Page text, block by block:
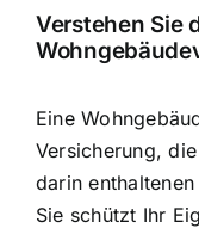
Verstehen Sie
Eine
Versicherung,
darin
Sie schützt Ihr